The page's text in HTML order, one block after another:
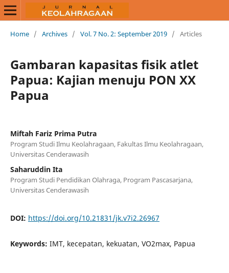
Home / Archives / Vol. 7 No. 2: September 2019 / Articles
Gambaran kapasitas fisik atlet
Papua: Kajian menuju PON XX
Papua
Miftah Fariz Prima Putra
Program Studi Ilmu Keolahragaan, Fakultas Ilmu Keolahragaan,
Universitas Cenderawasih
Saharuddin Ita
Program Studi Pendidikan Olahraga, Program Pascasarjana,
Universitas Cenderawasih
DOI: https://doi.org/10.21831/jk.v7i2.26967
Keywords: IMT, kecepatan, kekuatan, VO2max, Papua